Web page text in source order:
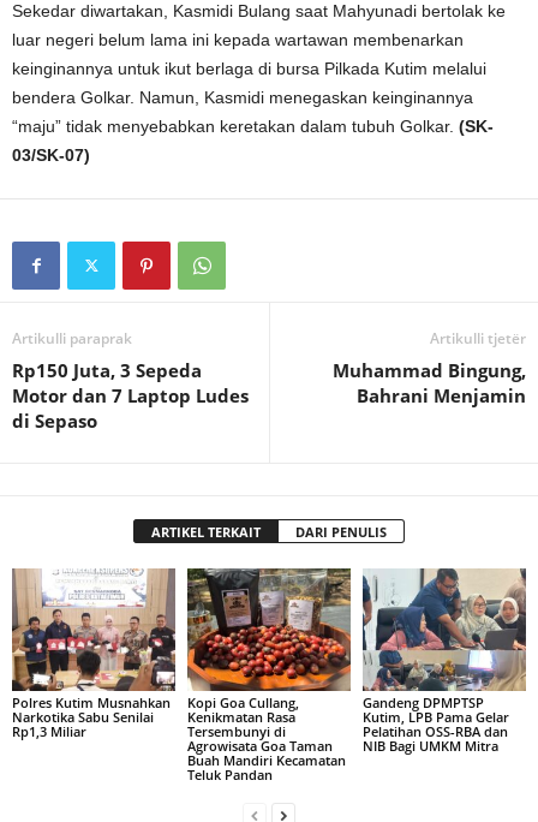
Sekedar diwartakan, Kasmidi Bulang saat Mahyunadi bertolak ke
luar negeri belum lama ini kepada wartawan membenarkan
keinginannya untuk ikut berlaga di bursa Pilkada Kutim melalui
bendera Golkar. Namun, Kasmidi menegaskan keinginannya
“maju” tidak menyebabkan keretakan dalam tubuh Golkar. (SK-
03/SK-07)
Artikulli paraprak
Rp150 Juta, 3 Sepeda
Motor dan 7 Laptop Ludes
di Sepaso
Artikulli tjetër
Muhammad Bingung,
Bahrani Menjamin
ARTIKEL TERKAIT DARI PENULIS
Polres Kutim Musnahkan
Narkotika Sabu Senilai
Rp1,3 Miliar
Kopi Goa Cullang,
Kenikmatan Rasa
Tersembunyi di
Agrowisata Goa Taman
Buah Mandiri Kecamatan
Teluk Pandan
Gandeng DPMPTSP
Kutim, LPB Pama Gelar
Pelatihan OSS-RBA dan
NIB Bagi UMKM Mitra